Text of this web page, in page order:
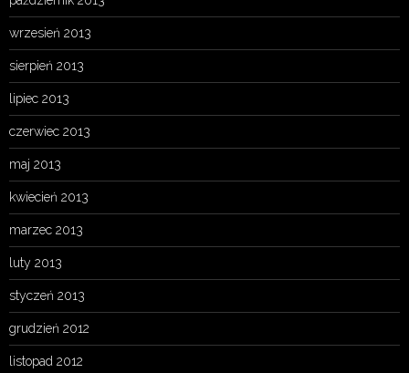
wrzesień 2013
sierpień 2013
lipiec 2013
czerwiec 2013
maj 2013
kwiecień 2013
marzec 2013
luty 2013
styczeń 2013
grudzień 2012
listopad 2012